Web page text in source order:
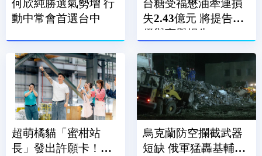
何欣純勝選氣勢增 行
動中常會首選台中
台糖受福懋油牽連損
失2.43億元 將提告求
償與商譽損失
超萌橘貓「蜜柑站
長」發出許願卡！
烏克蘭防空攔截武器
短缺 俄軍猛轟基輔增